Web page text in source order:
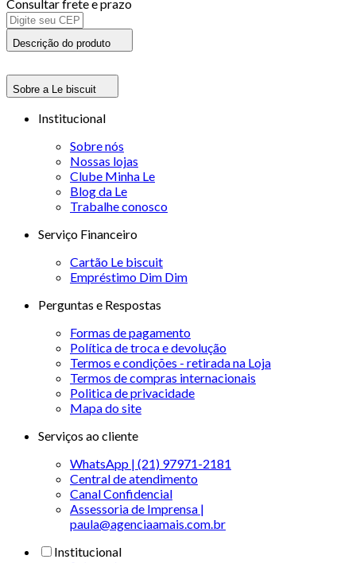
Consultar frete e prazo
Descrição do produto
Sobre a Le biscuit
Institucional
Sobre nós
Nossas lojas
Clube Minha Le
Blog da Le
Trabalhe conosco
Serviço Financeiro
Cartão Le biscuit
Empréstimo Dim Dim
Perguntas e Respostas
Formas de pagamento
Política de troca e devolução
Termos e condições - retirada na Loja
Termos de compras internacionais
Politica de privacidade
Mapa do site
Serviços ao cliente
WhatsApp | (21) 97971-2181
Central de atendimento
Canal Confidencial
Assessoria de Imprensa |
paula@agenciaamais.com.br
Institucional